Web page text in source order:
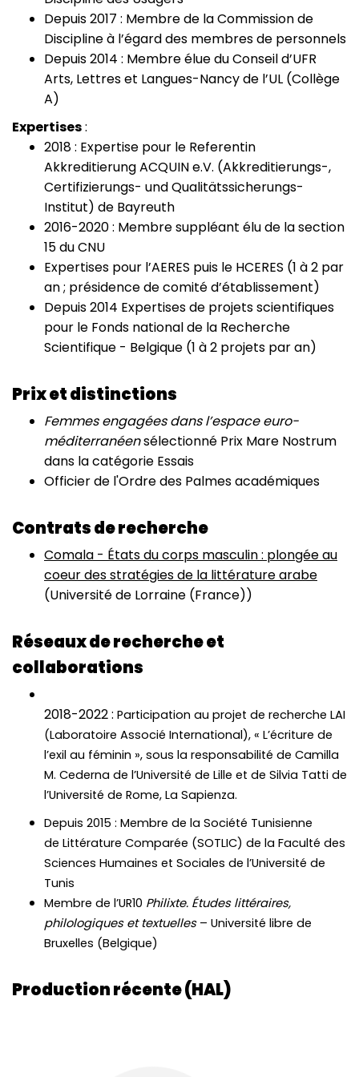
Depuis 2017 : Membre de la Commission de
Discipline à l’égard des membres de personnels
Depuis 2014 : Membre élue du Conseil d’UFR
Arts, Lettres et Langues-Nancy de l’UL (Collège
A)
Expertises:
2018 : Expertise pour le Referentin
Akkreditierung ACQUIN e.V. (Akkreditierungs-,
Certifizierungs- und Qualitätssicherungs-
Institut) de Bayreuth
2016-2020 : Membre suppléant élu de la section
15 du CNU
Expertises pour l’AERES puis le HCERES (1 à 2 par
an ; présidence de comité d’établissement)
Depuis 2014 Expertises de projets scientifiques
pour le Fonds national de la Recherche
Scientifique - Belgique (1 à 2 projets par an)
Prix et distinctions
Femmes engagées dans l’espace euro-
méditerranéensélectionné Prix Mare Nostrum
dans la catégorie Essais
Officier de l'Ordre des Palmes académiques
Contrats de recherche
Comala - États du corps masculin : plongée au
coeur des stratégies de la littérature arabe
(Université de Lorraine (France))
Réseaux de recherche et
collaborations
2018-2022 : Participation au projet de recherche LAI
(Laboratoire Associé International), « L’écriture de
l’exil au féminin », sous la responsabilité de Camilla
M. Cederna de l’Université de Lille et de Silvia Tatti de
l’Université de Rome, La Sapienza.
Depuis 2015 : Membre de la Société Tunisienne
de Littérature Comparée (SOTLIC) de la Faculté des
Sciences Humaines et Sociales de l’Université de
Tunis
Membre de l’UR10 Philixte. Études littéraires,
philologiques et textuelles– Université libre de
Bruxelles (Belgique)
Production récente (HAL)